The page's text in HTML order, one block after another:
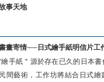
事天地
畫寄情──日式繪手紙明信片工
繪手紙＂源於存在已久的日本
民間藝術，工作坊將結合日式